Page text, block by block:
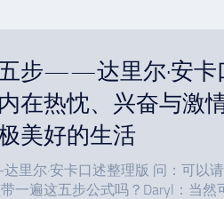
五步——达里尔·安卡
在热忱、兴奋与激
美好的生活
尔·安卡口述整理版 问：可以
一遍这五步公式吗？Daryl：当然